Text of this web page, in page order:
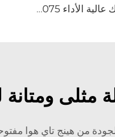
مجموعة لواحق الفرامل السيراميك عالية الأداء D1075 لسيارات PONTIAC
مثلى
من هينج تاي هوا